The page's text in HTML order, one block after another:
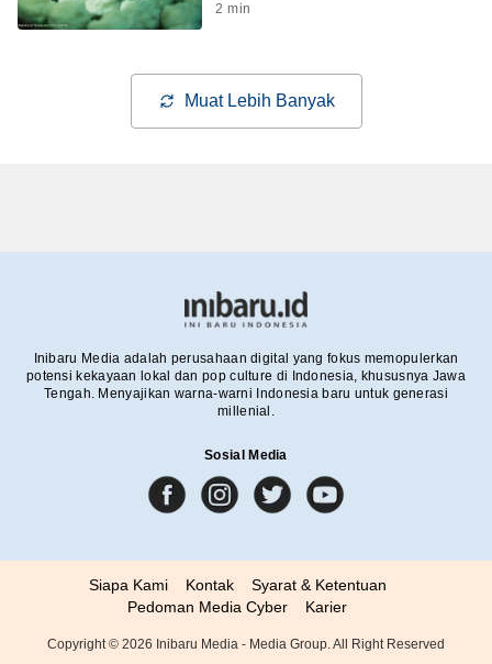
2 min
Muat Lebih Banyak
Inibaru Media adalah perusahaan digital yang fokus memopulerkan
potensi kekayaan lokal dan pop culture di Indonesia, khususnya Jawa
Tengah. Menyajikan warna-warni Indonesia baru untuk generasi
millenial.
Sosial Media
Siapa Kami Kontak
Syarat & Ketentuan
Pedoman Media Cyber
Karier
Copyright © 2026 Inibaru Media - Media Group. All Right Reserved